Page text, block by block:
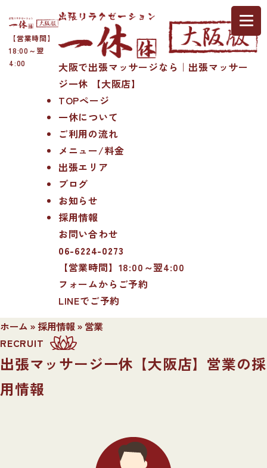
【営業時間】
18:00～翌
4:00
大阪で出張マッサージなら｜出張マッサー
ジ一休 【大阪店】
TOPページ
一休について
ご利用の流れ
メニュー/料金
出張エリア
ブログ
お知らせ
採用情報
お問い合わせ
06-6224-0273
【営業時間】18:00～翌4:00
フォームからご予約
LINEでご予約
ホーム » 採用情報 » 営業
RECRUIT
出張マッサージ一休【大阪店】営業の採
用情報